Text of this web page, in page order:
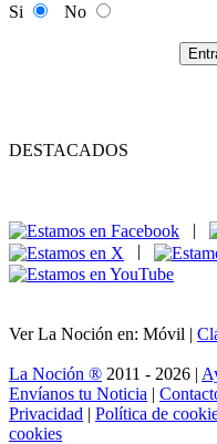
Si
No
DESTACADOS
|
|
Ver La Noción en: Móvil |
La Noción ® 2011 - 2026 |
Envíanos tu Noticia |
Privacidad | Política de
cookies